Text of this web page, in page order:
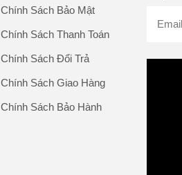
Chính Sách Bảo Mật
Chính Sách Thanh Toán
Chính Sách Đổi Trả
Chính Sách Giao Hàng
Chính Sách Bảo Hành